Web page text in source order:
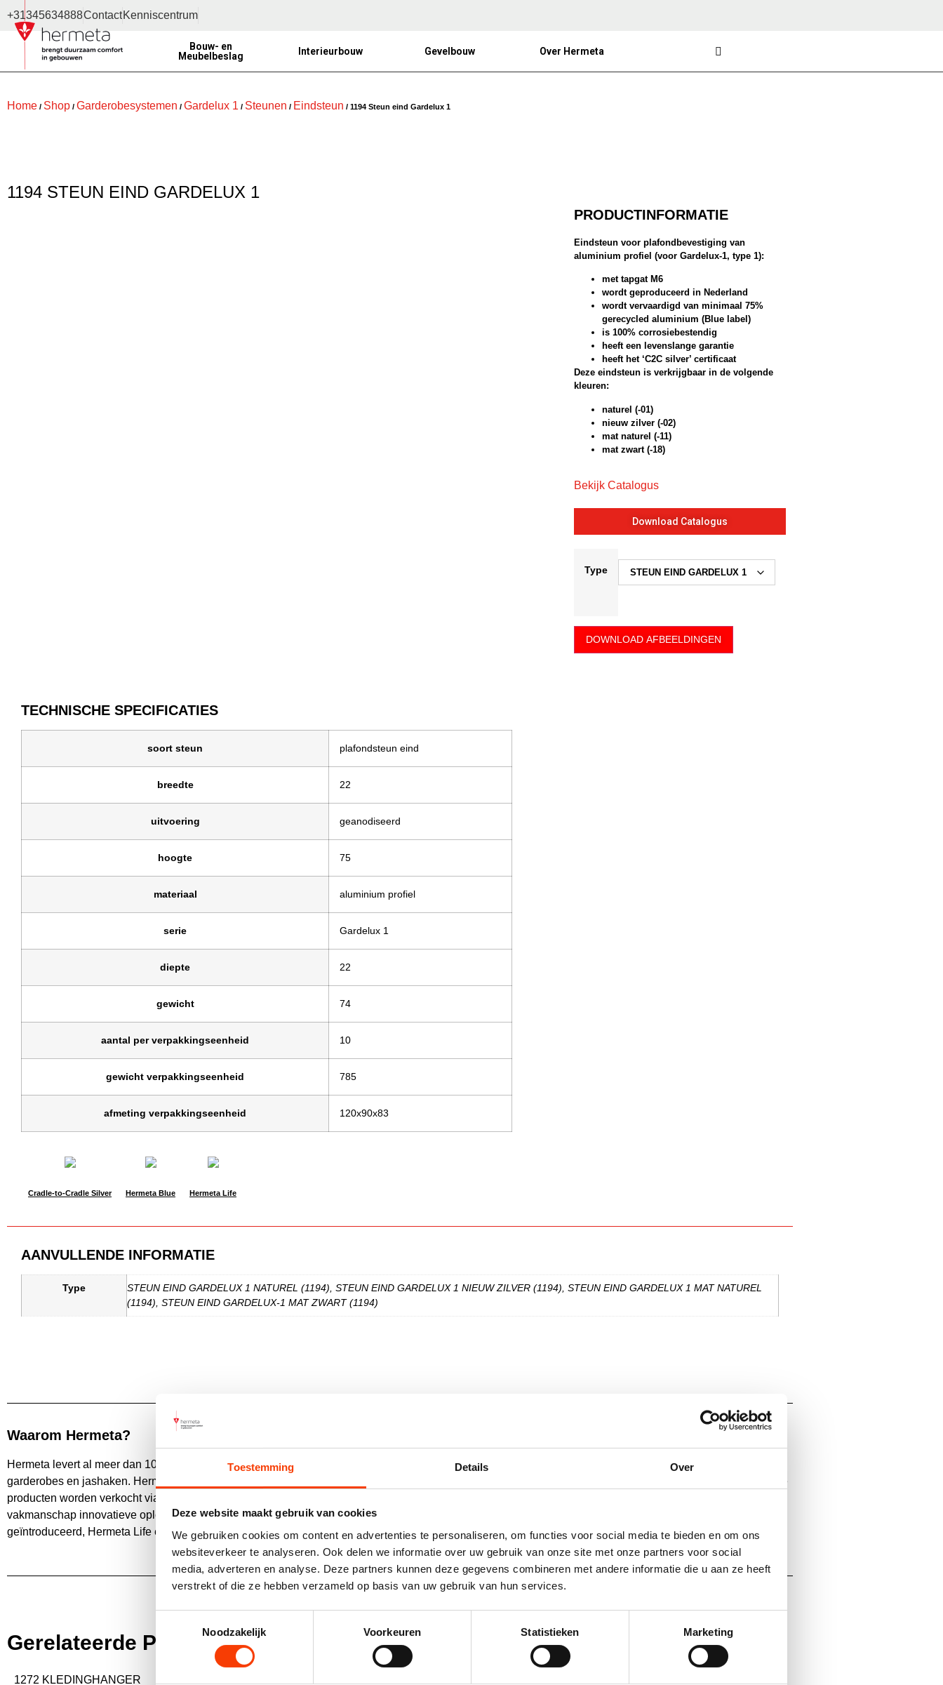
Toestemming Details Over
Deze website maakt gebruik van cookies
We gebruiken cookies om content en advertenties te personaliseren, om functies voor social media te bieden en om ons
websiteverkeer te analyseren. Ook delen we informatie over uw gebruik van onze site met onze partners voor social
media, adverteren en analyse. Deze partners kunnen deze gegevens combineren met andere informatie die u aan ze heeft
verstrekt of die ze hebben verzameld op basis van uw gebruik van hun services.
Noodzakelijk
Voorkeuren Statistieken Marketing
+31345634888ContactKenniscentrum
Bouw- en
Meubelbeslag
Interieurbouw Gevelbouw Over Hermeta
Home / Shop / Garderobesystemen / Gardelux 1 / Steunen / Eindsteun / 1194 Steun eind Gardelux 1
1194 STEUN EIND GARDELUX 1
PRODUCTINFORMATIE
Eindsteun voor plafondbevestiging van
aluminium profiel (voor Gardelux-1, type 1):
met tapgat M6
wordt geproduceerd in Nederland
wordt vervaardigd van minimaal 75%
gerecycled aluminium (Blue label)
is 100% corrosiebestendig
heeft een levenslange garantie
heeft het ‘C2C silver’ certificaat
Deze eindsteun is verkrijgbaar in de volgende
kleuren:
naturel (-01)
nieuw zilver (-02)
mat naturel (-11)
mat zwart (-18)
Bekijk Catalogus
Download Catalogus
Type
DOWNLOAD AFBEELDINGEN
TECHNISCHE SPECIFICATIES
soort steun plafondsteun eind
breedte 22
uitvoering geanodiseerd
hoogte 75
materiaal aluminium profiel
serie Gardelux 1
diepte 22
gewicht 74
aantal per verpakkingseenheid 10
gewicht verpakkingseenheid 785
afmeting verpakkingseenheid 120x90x83
Cradle-to-Cradle Silver Hermeta Blue Hermeta Life
AANVULLENDE INFORMATIE
Type
STEUN EIND GARDELUX 1 NATUREL (1194), STEUN EIND GARDELUX 1 NIEUW ZILVER (1194), STEUN EIND GARDELUX 1 MAT NATUREL
(1194), STEUN EIND GARDELUX-1 MAT ZWART (1194)
Waarom Hermeta?
Hermeta levert al meer dan 100 jaar duurzame producten die comfort brengen in gebouwen, zoals bouw- en meubelbeslag, Gardelux®
garderobes en jashaken. Hermeta levert een breed pakket aan producten met als basismateriaal gerecycled aluminium voor de professionele gebruiker. Onze
producten worden verkocht via geselecteerde dealers. Kwaliteit, comfort en functioneel design staan centraal. Hermeta presenteert vanuit Nederlands
vakmanschap innovatieve oplossingen. Ook duurzaamheid staat hoog in het vaandel. Om invulling hieraan te geven heeft Hermeta twee labels
geïntroduceerd, Hermeta Life en Hermeta Blue, die bijdragen aan mens en milieu.
Gerelateerde Producten
1272 KLEDINGHANGER